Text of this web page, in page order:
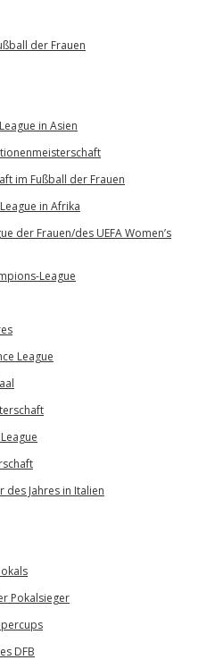
der Frauen
in Asien
im Fußball der Frauen
in Afrika
der Frauen/des UEFA Women’s
League
League
des Jahres in Italien
Pokalsieger
DFB